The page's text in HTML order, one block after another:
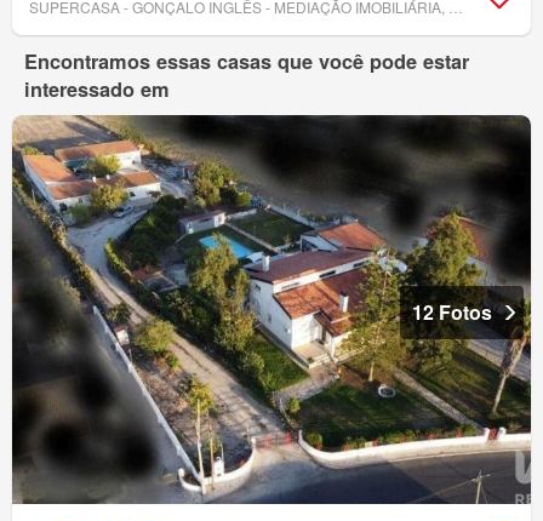
Encontramos essas casas que você pode estar
interessado em
12 Fotos